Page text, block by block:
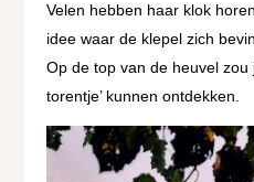
Velen hebben haar klok
idee waar de klepel zich
Op de top van de heuvel zou
torentje’ kunnen ontdekken.